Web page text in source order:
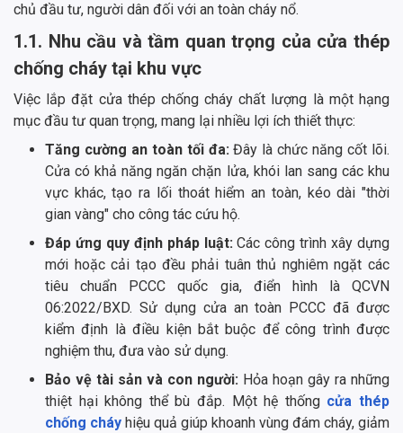
chủ đầu tư, người dân đối với an toàn cháy nổ.
1.1. Nhu cầu và tầm quan trọng của cửa thép
chống cháy tại khu vực
Việc lắp đặt cửa thép chống cháy chất lượng là một hạng
mục đầu tư quan trọng, mang lại nhiều lợi ích thiết thực:
Tăng cường an toàn tối đa:Đây là chức năng cốt lõi.
Cửa có khả năng ngăn chặn lửa, khói lan sang các khu
vực khác, tạo ra lối thoát hiểm an toàn, kéo dài "thời
gian vàng" cho công tác cứu hộ.
Đáp ứng quy định pháp luật:Các công trình xây dựng
mới hoặc cải tạo đều phải tuân thủ nghiêm ngặt các
tiêu chuẩn PCCC quốc gia, điển hình là QCVN
06:2022/BXD. Sử dụng cửa an toàn PCCC đã được
kiểm định là điều kiện bắt buộc để công trình được
nghiệm thu, đưa vào sử dụng.
Bảo vệ tài sản và con người: Hỏa hoạn gây ra những
thiệt hại không thể bù đắp. Một hệ thống cửa thép
chống cháy hiệu quả giúp khoanh vùng đám cháy, giảm